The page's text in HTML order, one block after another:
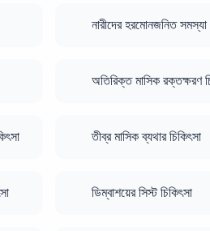
নারীদের হরমোনজনিত সমস্যা
অতিরিক্ত মাসিক রক্তক্ষরণ
তীব্র মাসিক ব্যথার চিকিৎসা
ডিম্বাশয়ের সিস্ট চিকিৎসা